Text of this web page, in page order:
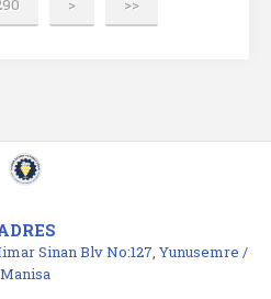
> >>
Sinan Blv No:127, Yunusemre /
Manisa